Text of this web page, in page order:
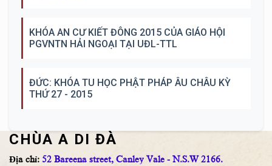
KHÓA AN CƯ KIẾT ĐÔNG 2015 CỦA GIÁO HỘI
PGVNTN HẢI NGOẠI TẠI UĐL-TTL
ĐỨC: KHÓA TU HỌC PHẬT PHÁP ÂU CHÂU KỲ
THỨ 27 - 2015
CHÙA A DI ĐÀ
Địa chỉ: 52 Bareena street, Canley Vale - N.S.W 2166.